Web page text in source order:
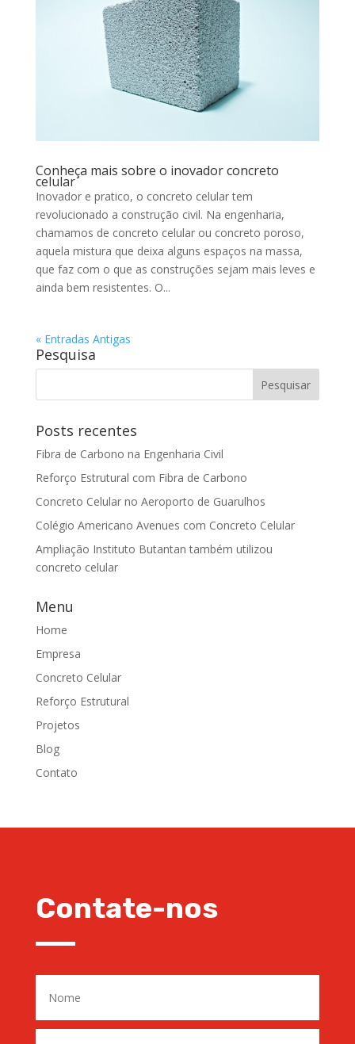
Conheça mais sobre o inovador concreto
celular
Inovador e pratico, o concreto celular tem
revolucionado a construção civil. Na engenharia,
chamamos de concreto celular ou concreto poroso,
aquela mistura que deixa alguns espaços na massa,
que faz com o que as construções sejam mais leves e
ainda bem resistentes. O...
« Entradas Antigas
Pesquisa
Posts recentes
Fibra de Carbono na Engenharia Civil
Reforço Estrutural com Fibra de Carbono
Concreto Celular no Aeroporto de Guarulhos
Colégio Americano Avenues com Concreto Celular
Ampliação Instituto Butantan também utilizou
concreto celular
Menu
Home
Empresa
Concreto Celular
Reforço Estrutural
Projetos
Blog
Contato
Contate-nos